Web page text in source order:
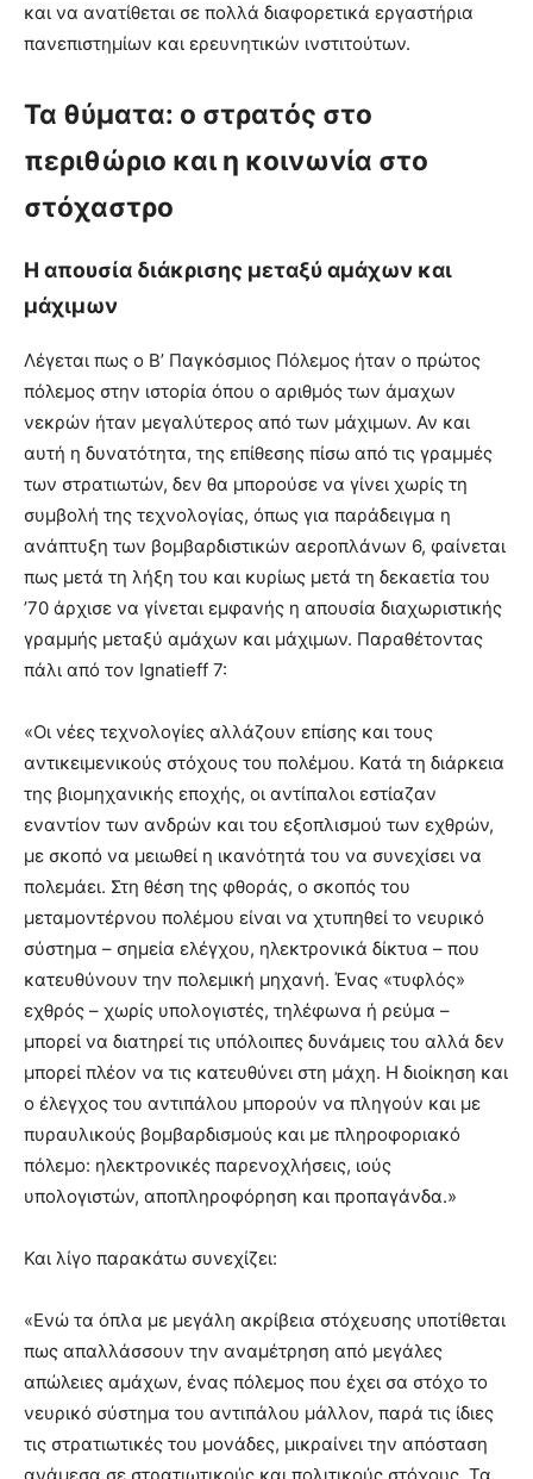
και να ανατίθεται σε πολλά διαφορετικά εργαστήρια
πανεπιστημίων και ερευνητικών ινστιτούτων.
Τα θύματα: ο στρατός στο
περιθώριο και η κοινωνία στο
στόχαστρο
Η απουσία διάκρισης μεταξύ αμάχων και
μάχιμων
Λέγεται πως ο Β’ Παγκόσμιος Πόλεμος ήταν ο πρώτος
πόλεμος στην ιστορία όπου ο αριθμός των άμαχων
νεκρών ήταν μεγαλύτερος από των μάχιμων. Αν και
αυτή η δυνατότητα, της επίθεσης πίσω από τις γραμμές
των στρατιωτών, δεν θα μπορούσε να γίνει χωρίς τη
συμβολή της τεχνολογίας, όπως για παράδειγμα η
ανάπτυξη των βομβαρδιστικών αεροπλάνων 6, φαίνεται
πως μετά τη λήξη του και κυρίως μετά τη δεκαετία του
’70 άρχισε να γίνεται εμφανής η απουσία διαχωριστικής
γραμμής μεταξύ αμάχων και μάχιμων. Παραθέτοντας
πάλι από τον Ignatieff 7:
«Οι νέες τεχνολογίες αλλάζουν επίσης και τους
αντικειμενικούς στόχους του πολέμου. Κατά τη διάρκεια
της βιομηχανικής εποχής, οι αντίπαλοι εστίαζαν
εναντίον των ανδρών και του εξοπλισμού των εχθρών,
με σκοπό να μειωθεί η ικανότητά του να συνεχίσει να
πολεμάει. Στη θέση της φθοράς, ο σκοπός του
μεταμοντέρνου πολέμου είναι να χτυπηθεί το νευρικό
σύστημα – σημεία ελέγχου, ηλεκτρονικά δίκτυα – που
κατευθύνουν την πολεμική μηχανή. Ένας «τυφλός»
εχθρός – χωρίς υπολογιστές, τηλέφωνα ή ρεύμα –
μπορεί να διατηρεί τις υπόλοιπες δυνάμεις του αλλά δεν
μπορεί πλέον να τις κατευθύνει στη μάχη. Η διοίκηση και
ο έλεγχος του αντιπάλου μπορούν να πληγούν και με
πυραυλικούς βομβαρδισμούς και με πληροφοριακό
πόλεμο: ηλεκτρονικές παρενοχλήσεις, ιούς
υπολογιστών, αποπληροφόρηση και προπαγάνδα.»
Και λίγο παρακάτω συνεχίζει:
«Ενώ τα όπλα με μεγάλη ακρίβεια στόχευσης υποτίθεται
πως απαλλάσσουν την αναμέτρηση από μεγάλες
απώλειες αμάχων, ένας πόλεμος που έχει σα στόχο το
νευρικό σύστημα του αντιπάλου μάλλον, παρά τις ίδιες
τις στρατιωτικές του μονάδες, μικραίνει την απόσταση
ανάμεσα σε στρατιωτικούς και πολιτικούς στόχους. Τα